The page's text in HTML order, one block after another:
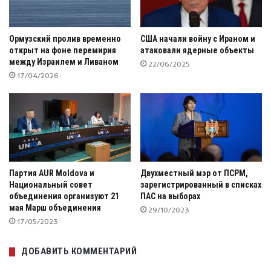
Ормузский пролив временно
открыт на фоне перемирия
между Израилем и Ливаном
17/04/2026
США начали войну с Ираном и
атаковали ядерные объекты
22/06/2025
Партия AUR Moldova и
Национальный совет
объединения организуют 21
мая Марш объединения
17/05/2023
Двухместный мэр от ПСРМ,
зарегистрированный в списках
ПАС на выборах
29/10/2023
ДОБАВИТЬ КОММЕНТАРИЙ